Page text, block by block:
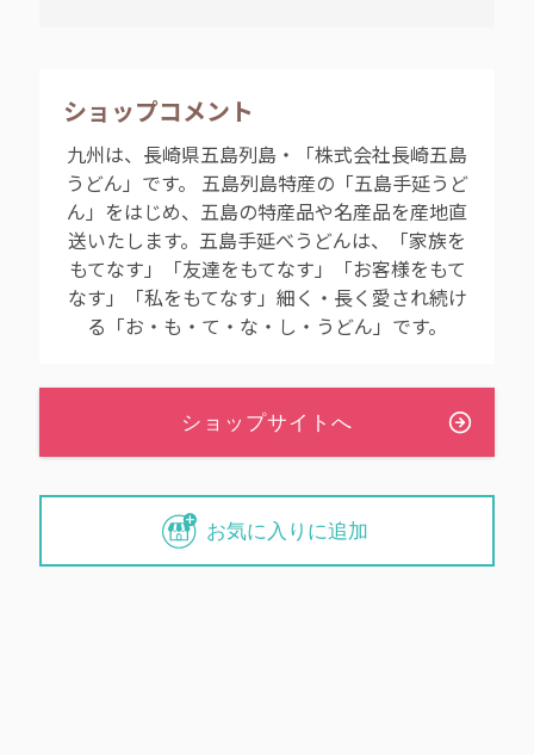
ショップコメント
九州は、長崎県五島列島・「株式会社長崎五島
うどん」です。 五島列島特産の「五島手延うど
ん」をはじめ、五島の特産品や名産品を産地直
送いたします。五島手延べうどんは、「家族を
もてなす」「友達をもてなす」「お客様をもて
なす」「私をもてなす」細く・長く愛され続け
る「お・も・て・な・し・うどん」です。
お気に入りに追加